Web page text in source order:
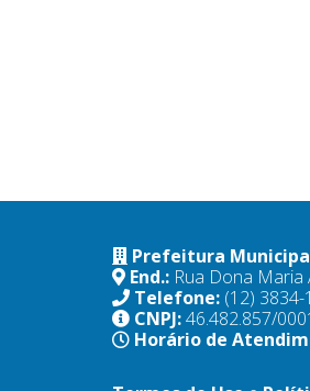
Prefeitura
End.: Rua Dona Maria
Telefone: (12) 3834-
CNPJ:46.482.857/
Horário de